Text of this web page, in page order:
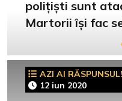
polițiști sunt
Martorii își fac
AZI AI RĂSPUNSUL!
12 iun 2020